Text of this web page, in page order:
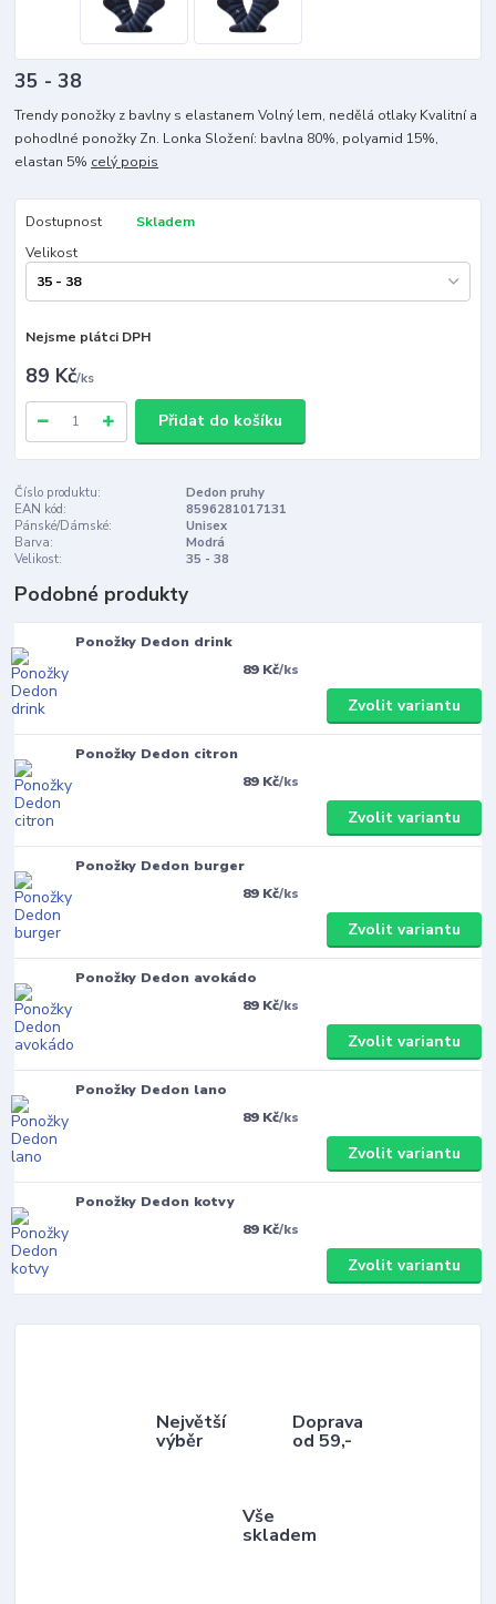
35 - 38
Trendy ponožky z bavlny s elastanem Volný lem, nedělá otlaky Kvalitní a
pohodlné ponožky Zn. Lonka Složení: bavlna 80%, polyamid 15%,
elastan 5% celý popis
Dostupnost
Skladem
Velikost
Nejsme plátci DPH
89 Kč/ks
Přidat do košíku
Číslo produktu:
Dedon pruhy
EAN kód:
8596281017131
Pánské/Dámské:
Unisex
Barva:
Modrá
Velikost:
35 - 38
Podobné produkty
Ponožky Dedon drink
89 Kč/ks
Zvolit variantu
Ponožky Dedon citron
89 Kč/ks
Zvolit variantu
Ponožky Dedon burger
89 Kč/ks
Zvolit variantu
Ponožky Dedon avokádo
89 Kč/ks
Zvolit variantu
Ponožky Dedon lano
89 Kč/ks
Zvolit variantu
Ponožky Dedon kotvy
89 Kč/ks
Zvolit variantu
Největší
výběr
Doprava
od 59,-
Vše
skladem